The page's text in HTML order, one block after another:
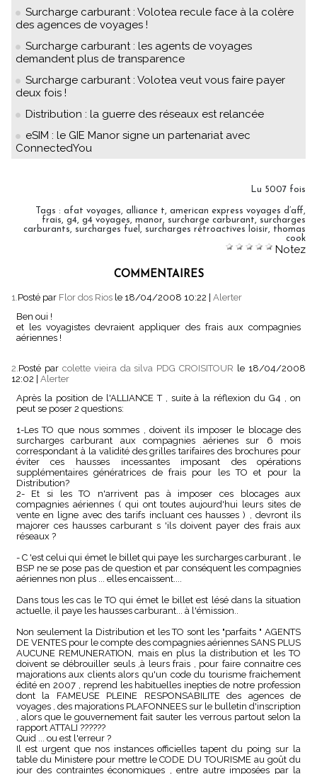
Surcharge carburant : Volotea recule face à la colère
des agences de voyages !
Surcharge carburant : les agents de voyages
demandent plus de transparence
Surcharge carburant : Volotea veut vous faire payer
deux fois !
Distribution : la guerre des réseaux est relancée
eSIM : le GIE Manor signe un partenariat avec
ConnectedYou
Lu 5007 fois
Tags : afat voyages, alliance t, american express voyages d’aff,
frais, g4, g4 voyages, manor, surcharge carburant, surcharges
carburants, surcharges fuel , surcharges rétroactives loisir, thomas
cook
Notez
COMMENTAIRES
1.Posté par Flor dos Rios le 18/04/2008 10:22
Alerter
Ben oui !
et les voyagistes devraient appliquer des frais aux compagnies
aériennes !
2.Posté par colette vieira da silva PDG CROISITOUR le 18/04/2008
12:02
Alerter
Après la position de l'ALLIANCE T , suite à la réflexion du G4 , on
peut se poser 2 questions:
1-Les TO que nous sommes , doivent ils imposer le blocage des
surcharges carburant aux compagnies aérienes sur 6 mois
correspondant à la validité des grilles tarifaires des brochures pour
éviter ces hausses incessantes imposant des opérations
supplémentaires génératrices de frais pour les TO et pour la
Distribution?
2- Et si les TO n'arrivent pas à imposer ces blocages aux
compagnies aériennes ( qui ont toutes aujourd'hui leurs sites de
vente en ligne avec des tarifs incluant ces hausses ) , devront ils
majorer ces hausses carburant s 'ils doivent payer des frais aux
réseaux ?
- C 'est celui qui émet le billet qui paye les surcharges carburant , le
BSP ne se pose pas de question et par conséquent les compagnies
aériennes non plus ... elles encaissent....
Dans tous les cas le TO qui émet le billet est lésé dans la situation
actuelle, il paye les hausses carburant... à l'émission..
Non seulement la Distribution et les TO sont les "parfaits " AGENTS
DE VENTES pour le compte des compagnies aériennes SANS PLUS
AUCUNE REMUNERATION, mais en plus la distribution et les TO
doivent se débrouiller seuls ,à leurs frais , pour faire connaitre ces
majorations aux clients alors qu'un code du tourisme fraichement
édité en 2007 , reprend les habituelles inepties de notre profession
dont la FAMEUSE PLEINE RESPONSABILITE des agences de
voyages , des majorations PLAFONNEES sur le bulletin d'inscription
, alors que le gouvernement fait sauter les verrous partout selon la
rapport ATTALI ??????
Quid ... ou est l'erreur ?
Il est urgent que nos instances officielles tapent du poing sur la
table du Ministere pour mettre le CODE DU TOURISME au goût du
jour des contraintes économiques , entre autre imposées par la